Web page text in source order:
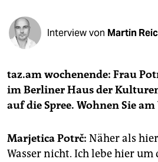
fragen & hilfe
abo
genossenschaft
Interview von Martin
taz.am wochenende: Frau
im Berliner Haus der
auf die Spree. Wohnen Sie am
Marjetica Potrč: Näher als
Wasser nicht. Ich lebe hier um